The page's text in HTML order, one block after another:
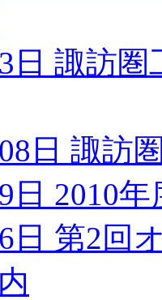
日 諏訪
日 諏訪
日 2010
日 第2回